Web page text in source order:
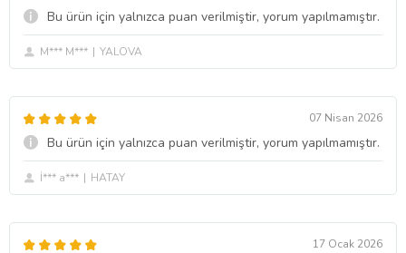
Bu ürün için yalnızca puan verilmiştir, yorum yapılmamıştır.
M*** M*** YALOVA
07 Nisan 2026
Bu ürün için yalnızca puan verilmiştir, yorum yapılmamıştır.
İ*** a*** HATAY
17 Ocak 2026